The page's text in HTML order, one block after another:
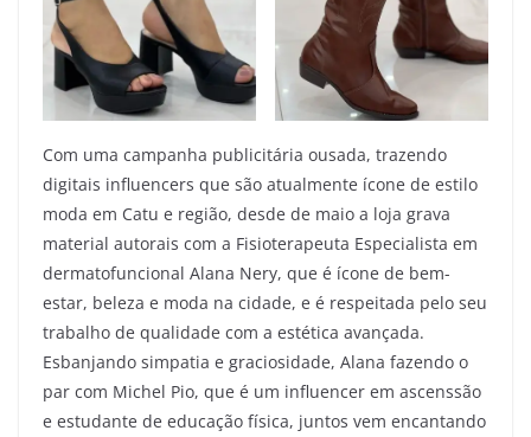
Com uma campanha publicitária ousada, trazendo
digitais influencers que são atualmente ícone de estilo
moda em Catu e região, desde de maio a loja grava
material autorais com a Fisioterapeuta Especialista em
dermatofuncional Alana Nery, que é ícone de bem-
estar, beleza e moda na cidade, e é respeitada pelo seu
trabalho de qualidade com a estética avançada.
Esbanjando simpatia e graciosidade, Alana fazendo o
par com Michel Pio, que é um influencer em ascenssão
e estudante de educação física, juntos vem encantando